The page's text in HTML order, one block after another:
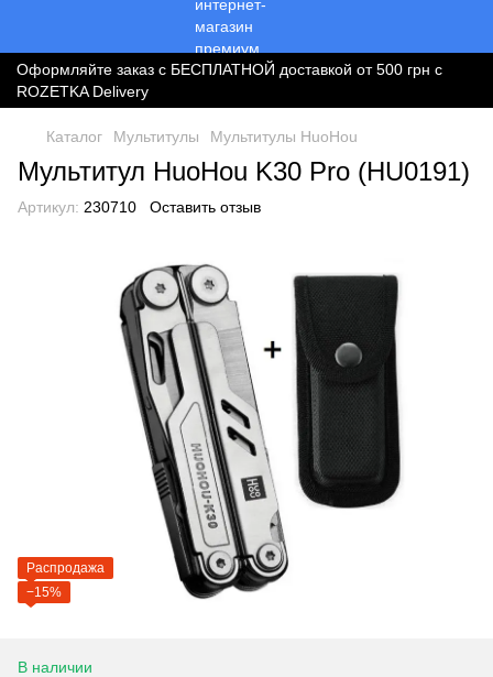
Оформляйте заказ с БЕСПЛАТНОЙ доставкой от 500 грн с
ROZETKA Delivery
Каталог Мультитулы Мультитулы HuoHou
Мультитул HuoHou K30 Pro (HU0191)
Артикул: 230710 Оставить отзыв
Распродажа
−15%
В наличии